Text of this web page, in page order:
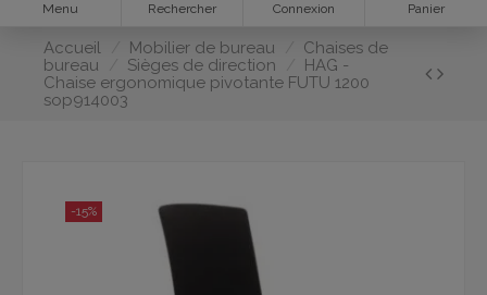
Menu Rechercher Connexion Panier
Accueil Mobilier de bureau
Chaises de
bureau
Sièges de direction
HAG -
Chaise ergonomique pivotante FUTU 1200
sop914003
-15%